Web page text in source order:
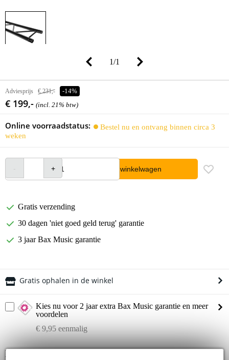
1/1
Adviesprijs € 231,- -14%
€ 199,- (incl. 21% btw)
Online voorraadstatus:
Bestel nu en ontvang binnen circa 3
weken
In winkelwagen
Gratis verzending
30 dagen 'niet goed geld terug' garantie
3 jaar Bax Music garantie
Gratis ophalen in de winkel
Kies nu voor 2 jaar extra Bax Music garantie en meer
voordelen
€ 9,95 eenmalig
Productinformatie